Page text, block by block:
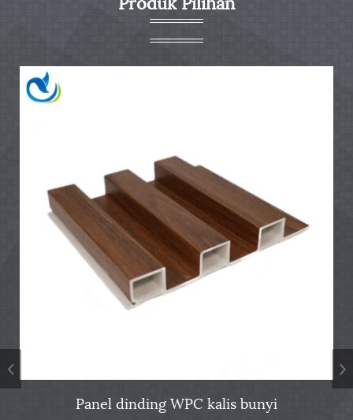
meluas daripada pelanggan global.
Panel dinding WPC kalis bunyi